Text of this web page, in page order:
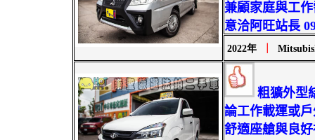
兼顧家庭與工
意洽阿旺站長
2022年
粗獷外型
論工作載運或
舒適座艙與良